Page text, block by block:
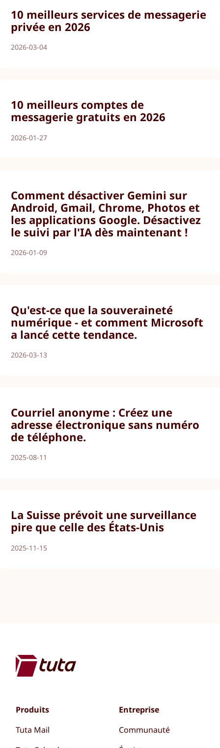
10 meilleurs services de messagerie
privée en 2026
2026-03-04
10 meilleurs comptes de
messagerie gratuits en 2026
2026-01-27
Comment désactiver Gemini sur
Android, Gmail, Chrome, Photos et
les applications Google. Désactivez
le suivi par l'IA dès maintenant !
2026-01-09
Qu'est-ce que la souveraineté
numérique - et comment Microsoft
a lancé cette tendance.
2026-03-13
Courriel anonyme : Créez une
adresse électronique sans numéro
de téléphone.
2025-08-11
La Suisse prévoit une surveillance
pire que celle des États-Unis
2025-11-15
Produits
Tuta Mail
Entreprise
Communauté